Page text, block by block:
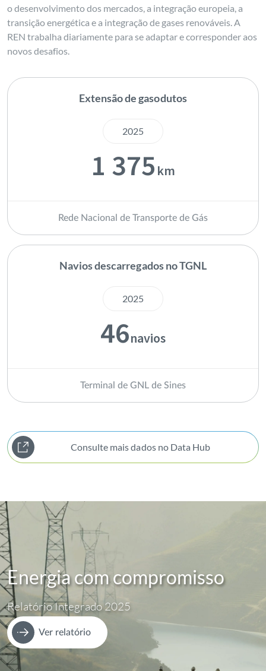
o desenvolvimento dos mercados, a integração europeia, a
transição energética e a integração de gases renováveis. A
REN trabalha diariamente para se adaptar e corresponder aos
novos desafios.
Extensão de gasodutos
2025
1 375 km
Rede Nacional de Transporte de Gás
Navios descarregados no TGNL
2025
46navios
Terminal de GNL de Sines
Consulte mais dados no Data Hub
Energia com compromisso
Relatório Integrado 2025
Ver relatório